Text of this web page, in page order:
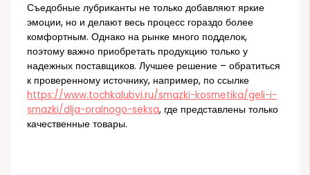
Съедобные лубриканты не только добавляют яркие
эмоции, но и делают весь процесс гораздо более
комфортным. Однако на рынке много подделок,
поэтому важно приобретать продукцию только у
надежных поставщиков. Лучшее решение – обратиться
к проверенному источнику, например, по ссылке
https://www.tochkalubvi.ru/smazki-kosmetika/geli-i-
smazki/dlja-oralnogo-seksa, где представлены только
качественные товары.